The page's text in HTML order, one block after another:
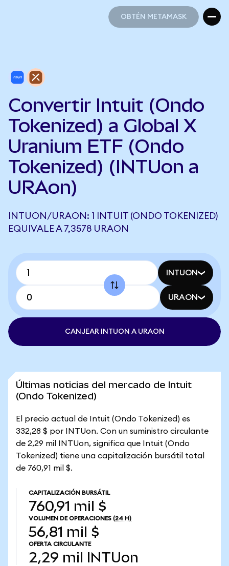
OBTÉN METAMASK
Convertir Intuit (Ondo
Tokenized) a Global X
Uranium ETF (Ondo
Tokenized) (INTUon a
URAon)
INTUON/URAON: 1 INTUIT (ONDO TOKENIZED)
EQUIVALE A 7,3578 URAON
INTUON
URAON
CANJEAR INTUON A URAON
Últimas noticias del mercado de Intuit
(Ondo Tokenized)
El precio actual de Intuit (Ondo Tokenized) es
332,28 $ por INTUon. Con un suministro circulante
de 2,29 mil INTUon, significa que Intuit (Ondo
Tokenized) tiene una capitalización bursátil total
de 760,91 mil $.
CAPITALIZACIÓN BURSÁTIL
760,91 mil $
VOLUMEN DE OPERACIONES (24 H)
56,81 mil $
OFERTA CIRCULANTE
2,29 mil INTUon